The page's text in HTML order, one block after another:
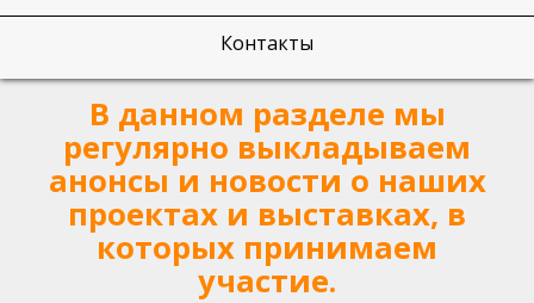
Контакты
В данном разделе мы
регулярно выкладываем
анонсы и новости о наших
проектах и выставках, в
которых принимаем
участие.